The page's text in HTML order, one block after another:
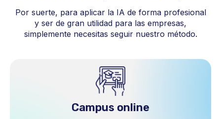
Por suerte, para aplicar la IA de forma profesional
y ser de gran utilidad para las empresas,
simplemente necesitas seguir nuestro método.
Campus online